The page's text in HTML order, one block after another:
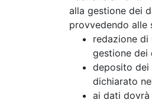
alla gestione dei
provvedendo alle
redazione di
gestione dei
deposito dei
dichiarato
ai dati dovrà